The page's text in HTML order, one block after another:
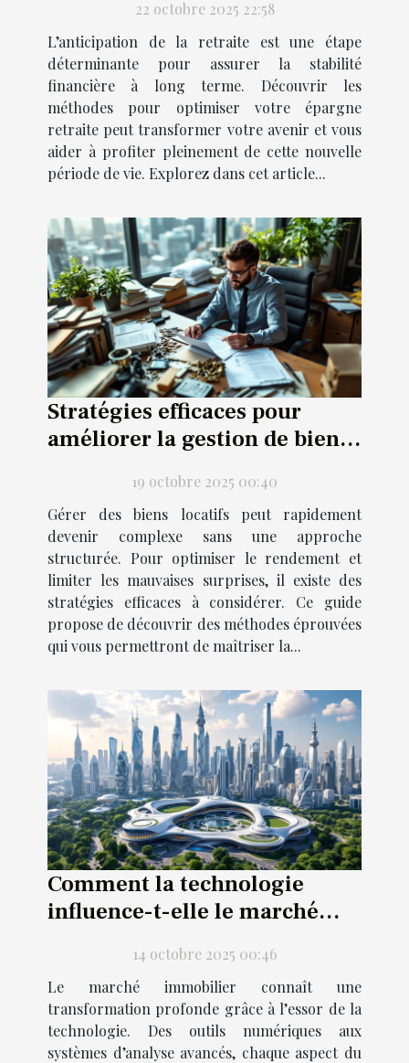
22 octobre 2025 22:58
L’anticipation de la retraite est une étape
déterminante pour assurer la stabilité
financière à long terme. Découvrir les
méthodes pour optimiser votre épargne
retraite peut transformer votre avenir et vous
aider à profiter pleinement de cette nouvelle
période de vie. Explorez dans cet article...
Stratégies efficaces pour
améliorer la gestion de biens
19 octobre 2025 00:40
Gérer des biens locatifs peut rapidement
devenir complexe sans une approche
structurée. Pour optimiser le rendement et
limiter les mauvaises surprises, il existe des
stratégies efficaces à considérer. Ce guide
propose de découvrir des méthodes éprouvées
qui vous permettront de maîtriser la...
Comment la technologie
influence-t-elle le marché
14 octobre 2025 00:46
Le marché immobilier connaît une
transformation profonde grâce à l’essor de la
technologie. Des outils numériques aux
systèmes d’analyse avancés, chaque aspect du